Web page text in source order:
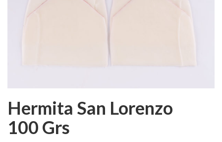
Hermita San Lorenzo
100 Grs